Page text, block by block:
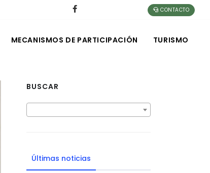
CONTACTO
MECANISMOS DE PARTICIPACIÓN TURISMO
BUSCAR
Últimas noticias